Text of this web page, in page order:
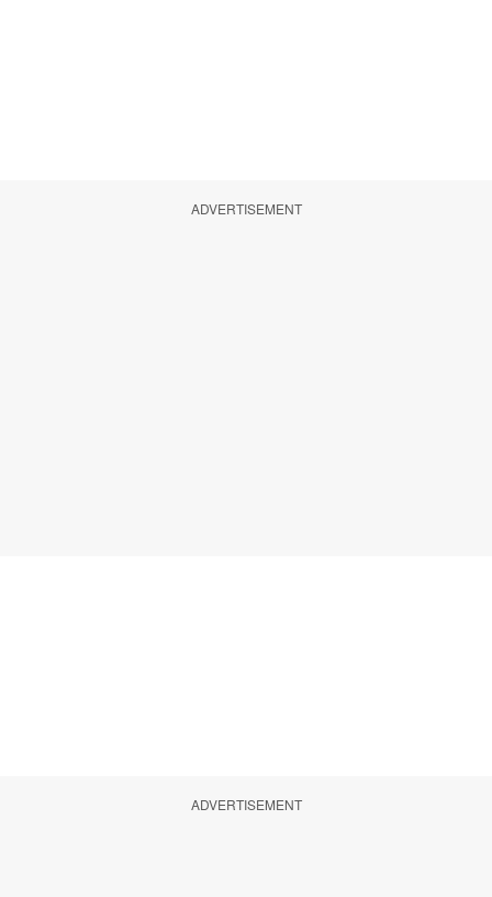
ADVERTISEMENT
ADVERTISEMENT